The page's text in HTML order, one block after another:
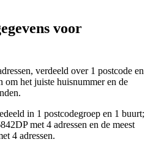
voor
verdeeld over 1 postcode en
om het juiste huisnummer en de
in 1 postcodegroep en 1 buurt;
met 4 adressen en de meest
4 adressen.